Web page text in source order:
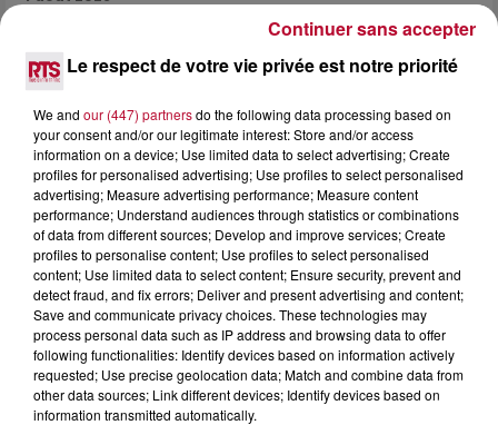
HÉRAULT, PYRÉNÉES-ORIENTALES : TROIS
Pas besoin de bouteilles de plongée lourdes ni de diplômes
complexes pour observer la vie sous-marine. Cet été, un
masque, un tuba et une paire de palmes...
Le respect de votre vie privée est notre priorité
We and our (447) partnersdo the following data processing based on
your consent and/or our legitimate interest: Store and/or access
information on a device; Use limited data to select advertising; Create
profiles for personalised advertising; Use profiles to select personalised
advertising; Measure advertising performance; Measure content
performance; Understand audiences through statistics or combinations
of data from different sources; Develop and improve services; Create
profiles to personalise content; Use profiles to select personalised
content; Use limited data to select content; Ensure security, prevent and
detect fraud, and fix errors; Deliver and present advertising and content;
Save and communicate privacy choices. These technologies may
process personal data such as IP address and browsing data to offer
following functionalities: Identify devices based on information actively
requested; Use precise geolocation data; Match and combine data from
other data sources; Link different devices; Identify devices based on
information transmitted automatically.
Continuer sans accepter